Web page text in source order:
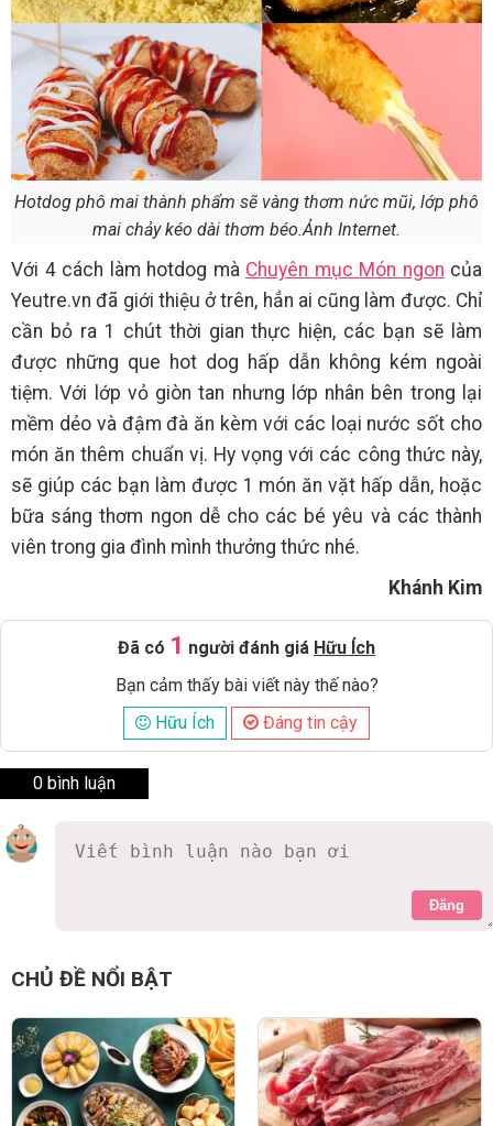
Hotdog phô mai thành phẩm sẽ vàng thơm nức mũi, lớp phô
mai chảy kéo dài thơm béo.Ảnh Internet.
Với 4 cách làm hotdog mà Chuyên mục Món ngon của
Yeutre.vn đã giới thiệu ở trên, hẳn ai cũng làm được. Chỉ
cần bỏ ra 1 chút thời gian thực hiện, các bạn sẽ làm
được những que hot dog hấp dẫn không kém ngoài
tiệm. Với lớp vỏ giòn tan nhưng lớp nhân bên trong lại
mềm dẻo và đậm đà ăn kèm với các loại nước sốt cho
món ăn thêm chuẩn vị. Hy vọng với các công thức này,
sẽ giúp các bạn làm được 1 món ăn vặt hấp dẫn, hoặc
bữa sáng thơm ngon dễ cho các bé yêu và các thành
viên trong gia đình mình thưởng thức nhé.
Khánh Kim
Đã có 1 người đánh giá Hữu Ích
Bạn cảm thấy bài viết này thế nào?
Hữu Ích
Đáng tin cậy
0 bình luận
Đăng
CHỦ ĐỀ NỔI BẬT